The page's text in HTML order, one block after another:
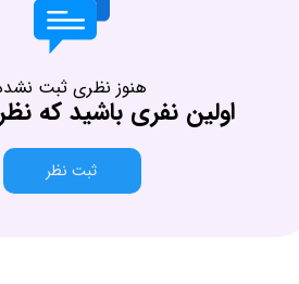
هنوز نظری ثبت
اولین نفری باشید که
ثبت نظر